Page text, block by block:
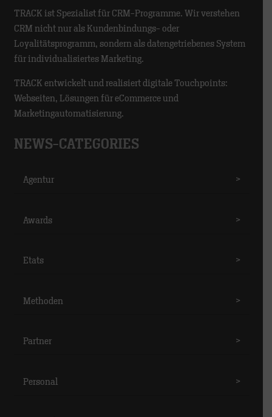
TRACK ist Spezialist für CRM-Programme. Wir verstehen
CRM nicht nur als Kundenbindungs- oder
Loyalitätsprogramm, sondern als datengetriebenes System
für individualisiertes Marketing.
TRACK entwickelt und realisiert digitale Touchpoints:
Webseiten, Lösungen für eCommerce und
Marketingautomatisierung.
NEWS-CATEGORIES
Agentur >
Awards >
Etats >
Methoden >
Partner >
Personal >